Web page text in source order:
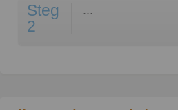
Steg
2
...